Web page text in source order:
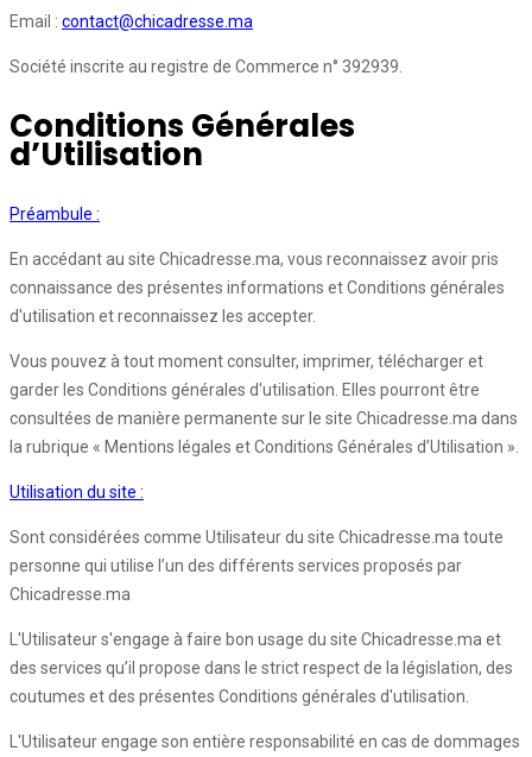
Email : contact@chicadresse.ma
Société inscrite au registre de Commerce n° 392939.
Conditions Générales
d’Utilisation
Préambule :
En accédant au site Chicadresse.ma, vous reconnaissez avoir pris
connaissance des présentes informations et Conditions générales
d'utilisation et reconnaissez les accepter.
Vous pouvez à tout moment consulter, imprimer, télécharger et
garder les Conditions générales d'utilisation. Elles pourront être
consultées de manière permanente sur le site Chicadresse.ma dans
la rubrique « Mentions légales et Conditions Générales d’Utilisation ».
Utilisation du site :
Sont considérées comme Utilisateur du site Chicadresse.ma toute
personne qui utilise l’un des différents services proposés par
Chicadresse.ma
L'Utilisateur s'engage à faire bon usage du site Chicadresse.ma et
des services qu’il propose dans le strict respect de la législation, des
coutumes et des présentes Conditions générales d'utilisation.
L'Utilisateur engage son entière responsabilité en cas de dommages